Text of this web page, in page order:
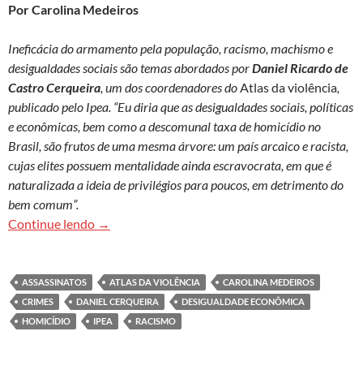
Por Carolina Medeiros
Ineficácia do armamento pela população, racismo, machismo e
desigualdades sociais são temas abordados porDaniel Ricardo de
Castro Cerqueira, um dos coordenadores doAtlas da violência,
publicado pelo Ipea. “Eu diria que as desigualdades sociais, políticas
e econômicas, bem como a descomunal taxa de homicídio no
Brasil, são frutos de uma mesma árvore: um país arcaico e racista,
cujas elites possuem mentalidade ainda escravocrata, em que é
naturalizada a ideia de privilégios para poucos, em detrimento do
bem comum”.
Continue lendo Daniel Cerqueira: ‘Taxa de homicídio no Brasil
→
ASSASSINATOS ATLAS DA VIOLÊNCIA
CAROLINA MEDEIROS
CRIMES
DANIEL CERQUEIRA
DESIGUALDADE ECONÔMICA
HOMICÍDIO
IPEA RACISMO